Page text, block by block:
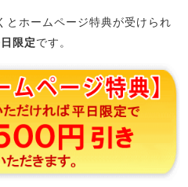
とホームページ特典が受けられ
限定です。